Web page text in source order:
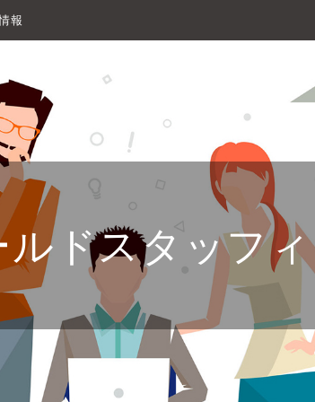
報
ルドスタッフ